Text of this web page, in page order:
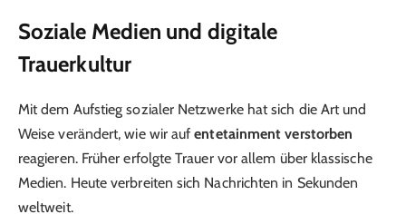
Soziale Medien und digitale
Trauerkultur
Mit dem Aufstieg sozialer Netzwerke hat sich die Art und
Weise verändert, wie wir aufentetainment verstorben
reagieren. Früher erfolgte Trauer vor allem über klassische
Medien. Heute verbreiten sich Nachrichten in Sekunden
weltweit.